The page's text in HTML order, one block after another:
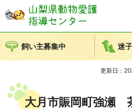
山梨県動物愛護
指導センター
飼い主募集中 迷
更新日：
大月市賑岡町強瀬